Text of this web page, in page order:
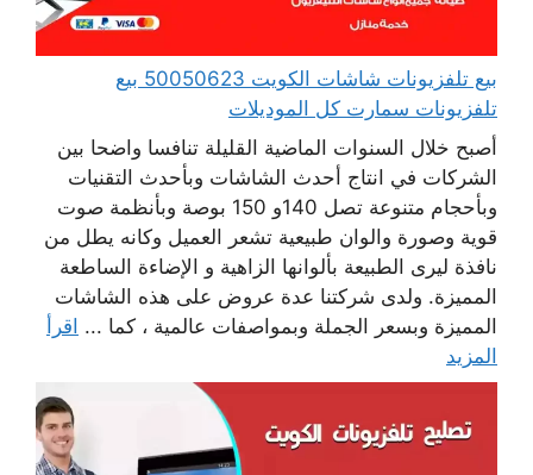
بيع تلفزيونات شاشات الكويت 50050623 بيع
تلفزيونات سمارت كل الموديلات
أصبح خلال السنوات الماضية القليلة تنافسا واضحا بين
الشركات في انتاج أحدث الشاشات وبأحدث التقنيات
وبأحجام متنوعة تصل 140و 150 بوصة وبأنظمة صوت
قوية وصورة والوان طبيعية تشعر العميل وكانه يطل من
نافذة ليرى الطبيعة بألوانها الزاهية و الإضاءة الساطعة
المميزة. ولدى شركتنا عدة عروض على هذه الشاشات
المميزة وبسعر الجملة وبمواصفات عالمية ، كما ... اقرأ
المزيد